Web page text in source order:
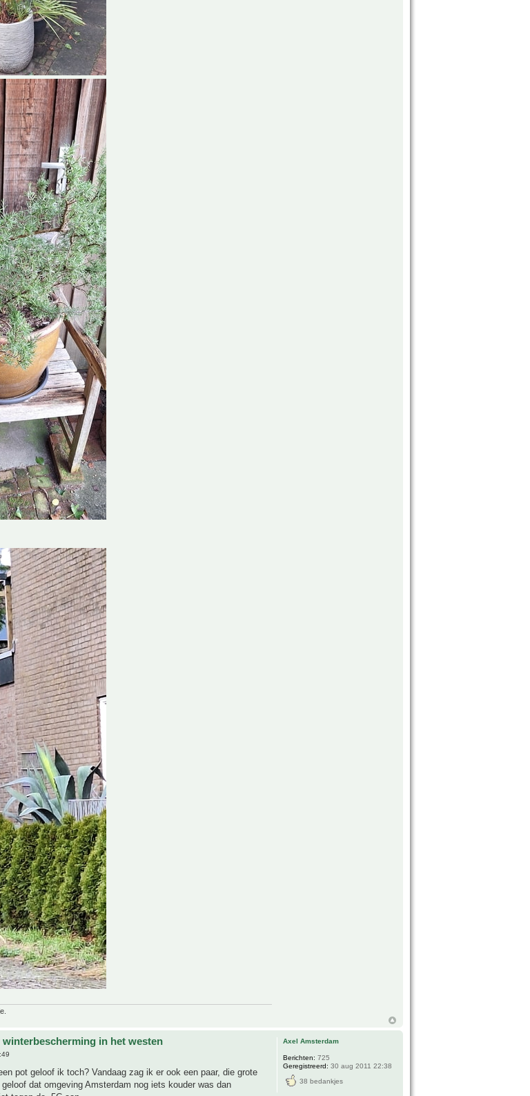
in het westen
pot geloof ik toch? Vandaag zag ik er ook een paar, die grote
dat omgeving Amsterdam nog iets kouder was dan
Axel Amsterdam
Berichten: 725
Geregistreerd: 30 aug 2011 22:38
38 bedankjes